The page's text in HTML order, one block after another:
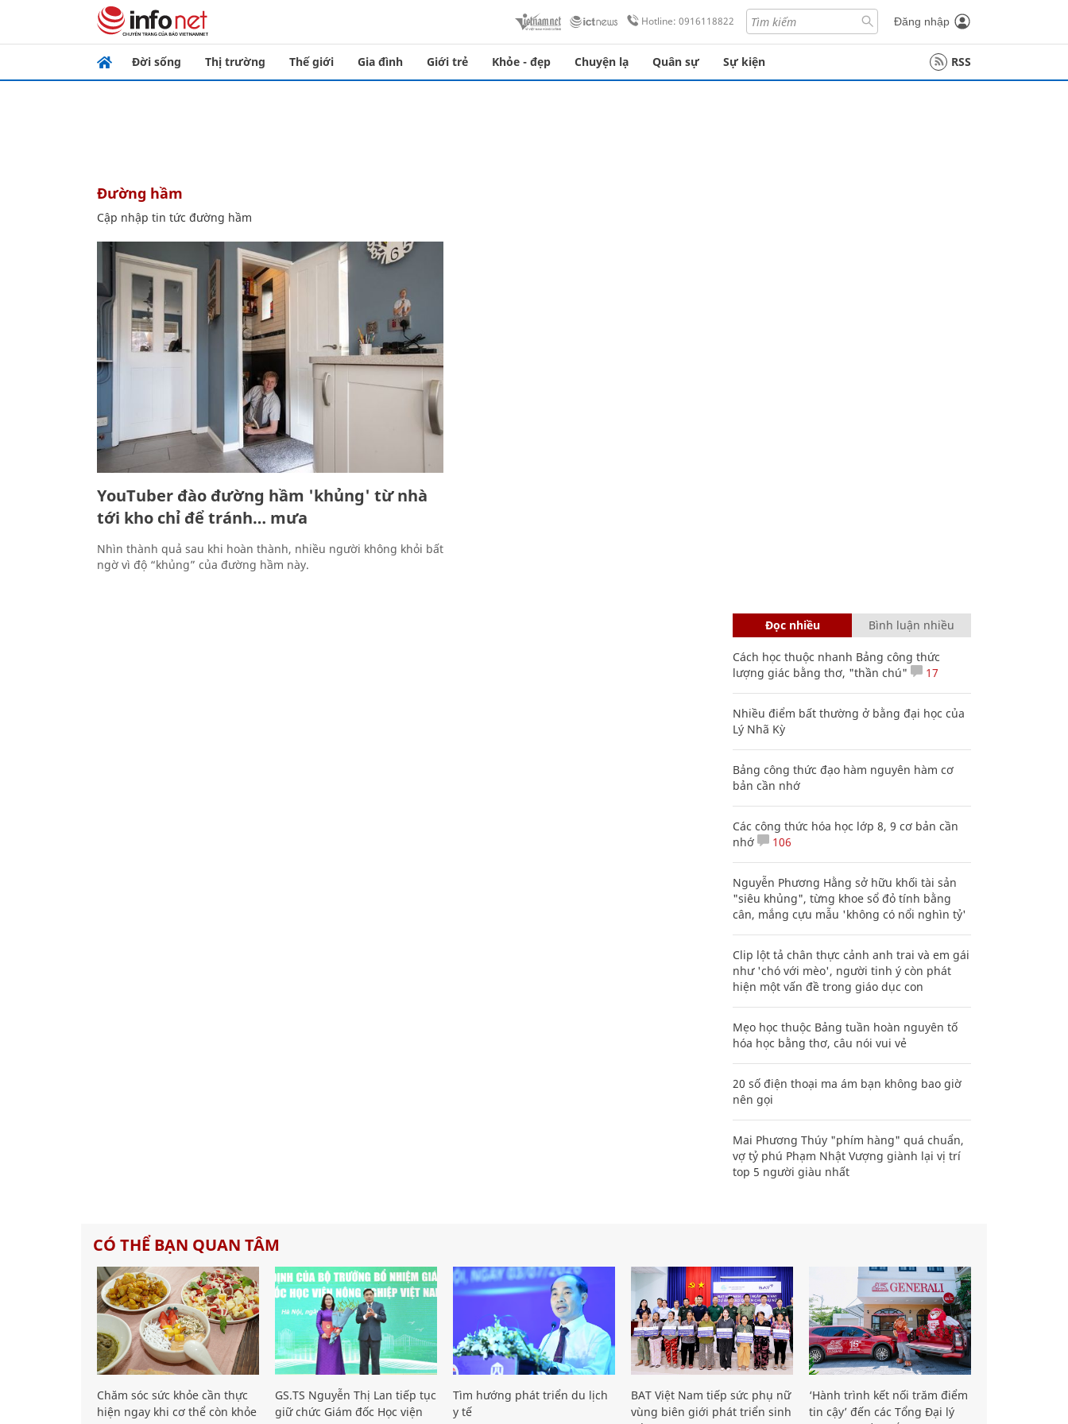
Hotline: 0916118822 Đăng nhập
Đời sống Thị trường Thế giới Gia đình Giới trẻ Khỏe - đẹp Chuyện lạ Quân sự Sự kiện RSS
đường hầm
Cập nhập tin tức đường hầm
YouTuber đào đường hầm 'khủng' từ nhà
tới kho chỉ để tránh… mưa
Nhìn thành quả sau khi hoàn thành, nhiều người không khỏi bất
ngờ vì độ “khủng” của đường hầm này.
Đọc nhiều Bình luận nhiều
Cách học thuộc nhanh Bảng công thức
lượng giác bằng thơ, "thần chú"
17
Nhiều điểm bất thường ở bằng đại học của
Lý Nhã Kỳ
Bảng công thức đạo hàm nguyên hàm cơ
bản cần nhớ
Các công thức hóa học lớp 8, 9 cơ bản cần
nhớ
106
Nguyễn Phương Hằng sở hữu khối tài sản
"siêu khủng", từng khoe sổ đỏ tính bằng
cân, mắng cựu mẫu 'không có nổi nghìn tỷ'
Clip lột tả chân thực cảnh anh trai và em gái
như 'chó với mèo', người tinh ý còn phát
hiện một vấn đề trong giáo dục con
Mẹo học thuộc Bảng tuần hoàn nguyên tố
hóa học bằng thơ, câu nói vui vẻ
20 số điện thoại ma ám bạn không bao giờ
nên gọi
Mai Phương Thúy "phím hàng" quá chuẩn,
vợ tỷ phú Phạm Nhật Vượng giành lại vị trí
top 5 người giàu nhất
CÓ THỂ BẠN QUAN TÂM
Chăm sóc sức khỏe cần thực
hiện ngay khi cơ thể còn khỏe
GS.TS Nguyễn Thị Lan tiếp tục
giữ chức Giám đốc Học viện
Tìm hướng phát triển du lịch
y tế
BAT Việt Nam tiếp sức phụ nữ
vùng biên giới phát triển sinh
‘Hành trình kết nối trăm điểm
tin cậy’ đến các Tổng Đại lý